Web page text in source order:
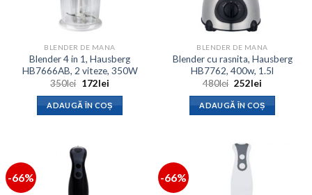
BLENDER DE MANA
Blender 4 in 1, Hausberg
HB7666AB, 2 viteze, 350W
350lei Prețul
a
fost:
350lei.
172leiPrețul
este:
172lei.
ADAUGĂ ÎN COȘ
BLENDER DE MANA
Blender cu rasnita, Hausberg
HB7762, 400w, 1.5l
480lei Prețul
a
fost:
480lei.
252leiPrețul
este:
252lei.
ADAUGĂ ÎN COȘ
-66% -66%